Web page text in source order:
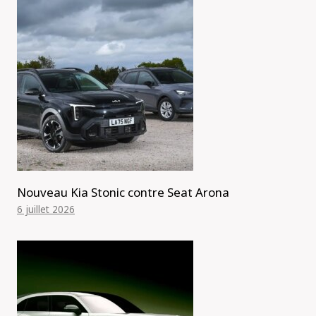
Nouveau Kia Stonic contre Seat Arona
6 juillet 2026